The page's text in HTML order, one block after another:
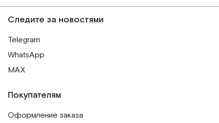
Следите за новостями
Telegram
WhatsApp
MAX
Покупателям
Оформление заказа